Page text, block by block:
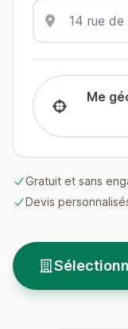
Me
Gratuit et sans
Devis